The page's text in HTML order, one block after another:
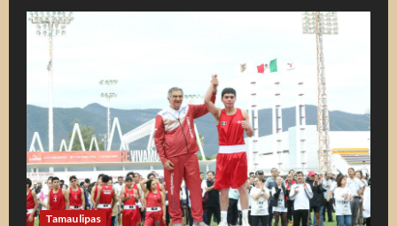
Mier:
Turismo
de
Tamaulipas
Tamaulipas